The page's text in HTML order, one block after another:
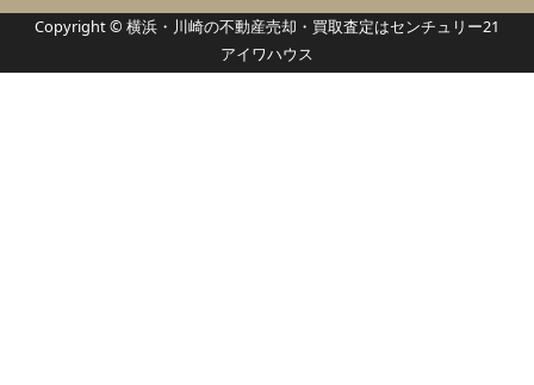
Copyright © 横浜・川崎の不動産売却・買取査定はセンチュリー21
アイワハウス